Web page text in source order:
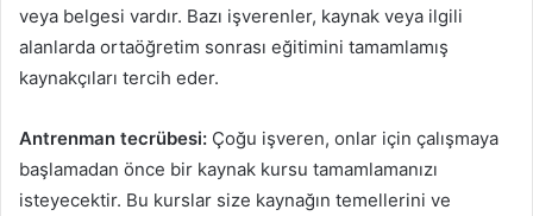
veya belgesi vardır. Bazı işverenler, kaynak veya ilgili
alanlarda ortaöğretim sonrası eğitimini tamamlamış
kaynakçıları tercih eder.
Antrenman tecrübesi: Çoğu işveren, onlar için çalışmaya
başlamadan önce bir kaynak kursu tamamlamanızı
isteyecektir. Bu kurslar size kaynağın temellerini ve